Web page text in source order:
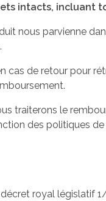
intacts, incluant
nous parvienne
de retour pour
traiterons le
des politiques
royal législatif